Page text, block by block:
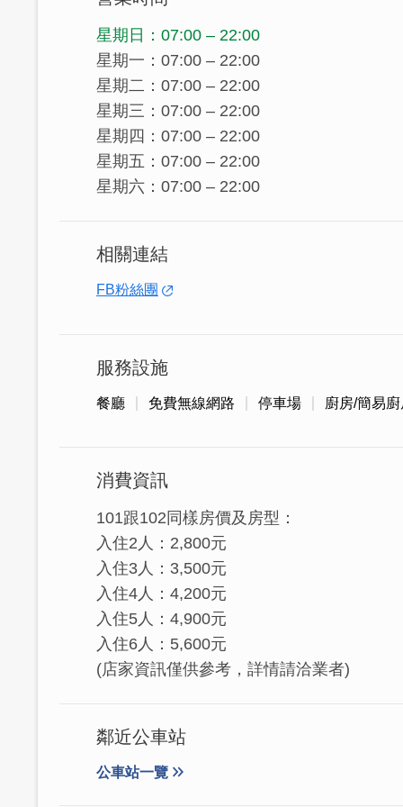
民宿位於金門地理中心，坐北朝南，後面
里民稱為新厝內。
星期日：07:00 – 22:00
星期一：07:00 – 22:00
星期二：07:00 – 22:00
星期三：07:00 – 22:00
星期四：07:00 – 22:00
星期五：07:00 – 22:00
星期六：07:00 – 22:00
相關連結
FB粉絲團
服務設施
餐廳 免費無線網路 停車場 廚房/簡易
消費資訊
101跟102同樣房價及房型：
入住2人：2,800元
入住3人：3,500元
入住4人：4,200元
入住5人：4,900元
入住6人：5,600元
(店家資訊僅供參考，詳情請洽業者)
鄰近公車站
公車站一覽